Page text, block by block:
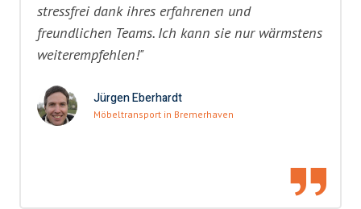
stressfrei dank ihres erfahrenen und
freundlichen Teams. Ich kann sie nur wärmstens
weiterempfehlen!"
Jürgen Eberhardt
Möbeltransport in Bremerhaven